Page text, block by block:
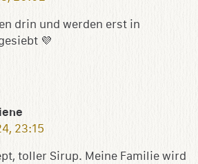
drin und werden erst in
💜
23:15
toller Sirup. Meine Familie wird